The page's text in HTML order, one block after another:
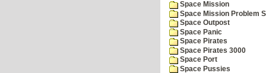
Space Mission
Space Mission Problem
Space Outpost
Space Panic
Space Pirates
Space Pirates 3000
Space Port
Space Pussies